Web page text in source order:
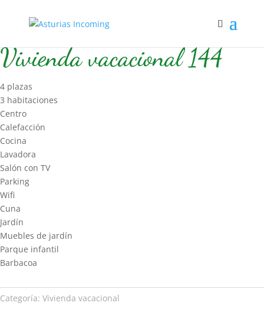
Vivienda vacacional 144
4 plazas
3 habitaciones
Centro
Calefacción
Cocina
Lavadora
Salón con TV
Parking
Wifi
Cuna
Jardín
Muebles de jardín
Parque infantil
Barbacoa
Categoría: Vivienda vacacional